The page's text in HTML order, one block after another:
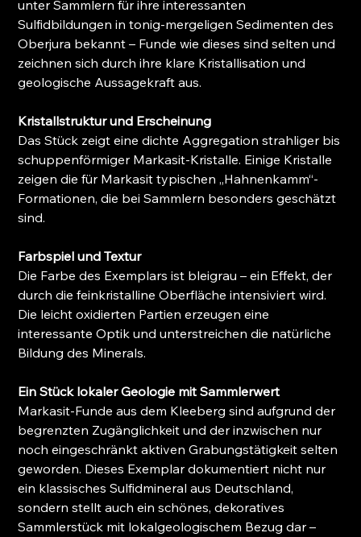
unter Sammlern für ihre interessanten
Sulfidbildungen in tonig-mergeligen Sedimenten des
Oberjura bekannt – Funde wie dieses sind selten und
zeichnen sich durch ihre klare Kristallisation und
geologische Aussagekraft aus.
Kristallstruktur und Erscheinung
Das Stück zeigt eine dichte Aggregation strahliger bis
schuppenförmiger Markasit-Kristalle. Einige Kristalle
zeigen die für Markasit typischen „Hahnenkamm“-
Formationen, die bei Sammlern besonders geschätzt
sind.
Farbspiel und Textur
Die Farbe des Exemplars ist bleigrau – ein Effekt, der
durch die feinkristalline Oberfläche intensiviert wird.
Die leicht oxidierten Partien erzeugen eine
interessante Optik und unterstreichen die natürliche
Bildung des Minerals.
Ein Stück lokaler Geologie mit Sammlerwert
Markasit-Funde aus dem Kleeberg sind aufgrund der
begrenzten Zugänglichkeit und der inzwischen nur
noch eingeschränkt aktiven Grabungstätigkeit selten
geworden. Dieses Exemplar dokumentiert nicht nur
ein klassisches Sulfidmineral aus Deutschland,
sondern stellt auch ein schönes, dekoratives
Sammlerstück mit lokalgeologischem Bezug dar –